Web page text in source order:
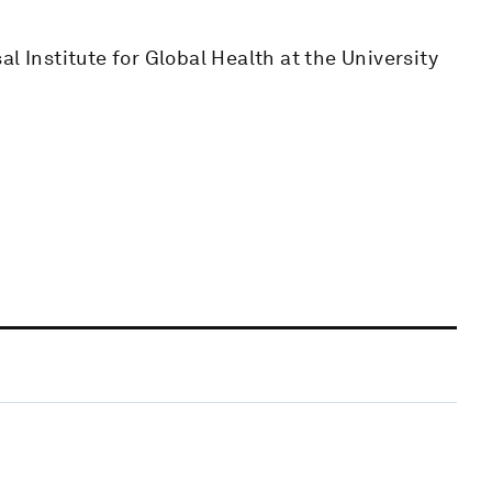
Institute for Global Health at the University